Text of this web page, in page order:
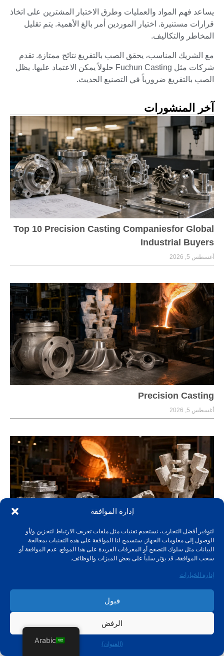
إدارة الموافقة
لتوفير أفضل التجارب، نستخدم تقنيات مثل ملفات تعريف الارتباط لتخزين و/أو
الوصول إلى معلومات الجهاز. ستسمح لنا الموافقة على هذه التقنيات بمعالجة
البيانات مثل سلوك التصفح أو المعرفات الفريدة على هذا الموقع. عدم الموافقة أو
سحب الموافقة، قد يؤثر سلباً على بعض الميزات والوظائف.
إدارة الخيارات
قبول
الرفض
{العنوان}
يساعد فهم المواد والعمليات وطرق الاختبار المشترين على اتخاذ
قرارات مستنيرة. اختيار الموردين أمر بالغ الأهمية. يتم تقليل
المخاطر والتكاليف.
مع الشريك المناسب، يحقق الصب بالتفريغ نتائج ممتازة. تقدم
شركات مثل Fuchun Casting حلولاً يمكن الاعتماد عليها. يظل
الصب بالتفريغ ضرورياً في التصنيع الحديث.
آخر المنشورات
Top 10 Precision Casting Companiesfor Global
Industrial Buyers
أغسطس 5, 2026
Precision Casting
أغسطس 5, 2026
ما هو الصب الاستثماري؟
Arabic